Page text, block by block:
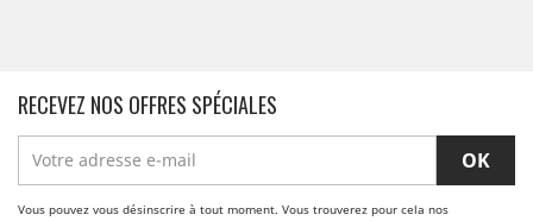
RECEVEZ NOS OFFRES SPÉCIALES
Vous pouvez vous désinscrire à tout moment. Vous trouverez pour cela nos